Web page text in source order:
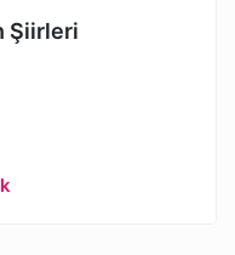
Şiirleri